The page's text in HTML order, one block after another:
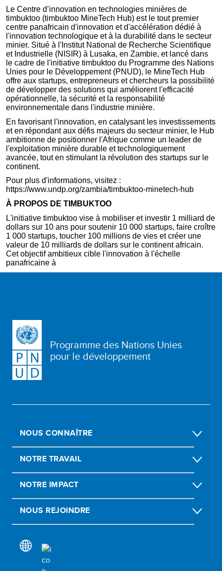
Le Centre d’innovation en technologies minières de
timbuktoo (timbuktoo MineTech Hub) est le tout premier
centre panafricain d'innovation et d'accélération dédié à
l'innovation technologique et à la durabilité dans le secteur
minier. Situé à l'Institut National de Recherche Scientifique
et Industrielle (NISIR) à Lusaka, en Zambie, et lancé dans
le cadre de l'initiative timbuktoo du Programme des Nations
Unies pour le Développement (PNUD), le MineTech Hub
offre aux startups, entrepreneurs et chercheurs la possibilité
de développer des solutions qui améliorent l'efficacité
opérationnelle, la sécurité et la responsabilité
environnementale dans l'industrie minière.
En favorisant l'innovation, en catalysant les investissements
et en répondant aux défis majeurs du secteur minier, le Hub
ambitionne de positionner l'Afrique comme un leader de
l'exploitation minière durable et technologiquement
avancée, tout en stimulant la révolution des startups sur le
continent.
Pour plus d'informations, visitez :
https://www.undp.org/zambia/timbuktoo-minetech-hub
À PROPOS DE TIMBUKTOO
L'initiative timbuktoo vise à mobiliser et investir 1 milliard de
dollars sur 10 ans pour soutenir 10 000 startups, faire croître
1 000 startups, toucher 100 millions de vies et créer une
valeur de 10 milliards de dollars sur le continent africain.
Cet objectif ambitieux cible l'innovation à l'échelle
panafricaine à
Programme des Nations Unies
pour le développement
NOUS CONNAÎTRE
NOTRE TRAVAIL
NOTRE IMPACT
NOUS REJOINDRE